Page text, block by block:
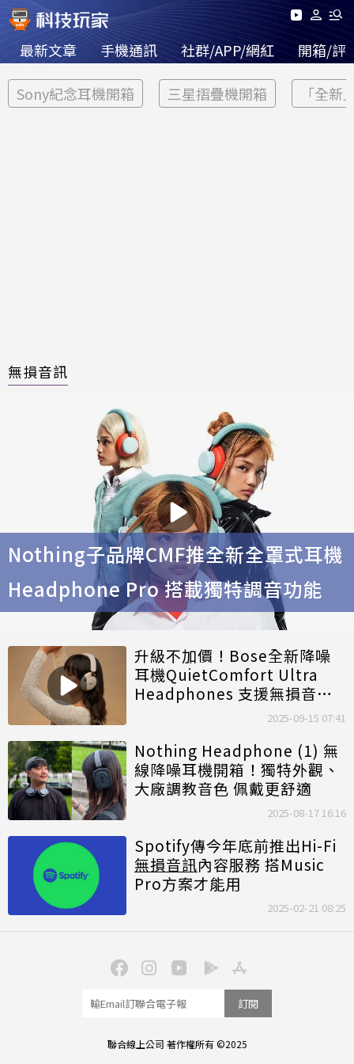
最新文章 手機通訊 社群/APP/網紅 開箱/評
Sony紀念耳機開箱 三星摺疊機開箱 「全新
無損音訊
Nothing子品牌CMF推全新全罩式耳機
Headphone Pro 搭載獨特調音功能
升級不加價！Bose全新降噪
耳機QuietComfort Ultra
Headphones 支援無損音
2025-09-15 07:41
Nothing Headphone (1) 無
線降噪耳機開箱！獨特外觀、
大廠調教音色 佩戴更舒適
2025-08-17 16:16
Spotify傳今年底前推出Hi-Fi
無損音訊內容服務 搭Music
Pro方案才能用
2025-02-21 08:25
訂閱
聯合線上公司 著作權所有 ©2025